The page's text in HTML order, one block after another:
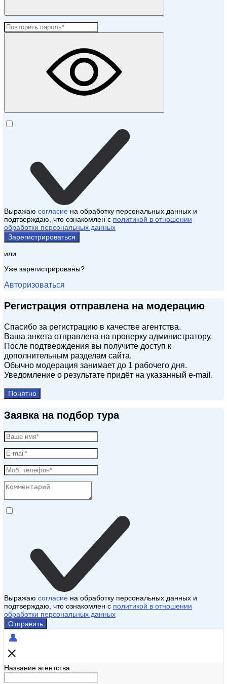
Выражаю согласие на обработку персональных данных и
подтверждаю, что ознакомлен с политикой в отношении
обработки персональных данных
Зарегистрироваться
или
Уже зарегистрированы?
Авторизоваться
Регистрация отправлена на модерацию
Спасибо за регистрацию в качестве агентства.
Ваша анкета отправлена на проверку администратору.
После подтверждения вы получите доступ к
дополнительным разделам сайта.
Обычно модерация занимает до 1 рабочего дня.
Уведомление о результате придёт на указанный e‑mail.
Понятно
Заявка на подбор тура
Выражаю согласие на обработку персональных данных и
подтверждаю, что ознакомлен с политикой в отношении
обработки персональных данных
Отправить
Название агентства